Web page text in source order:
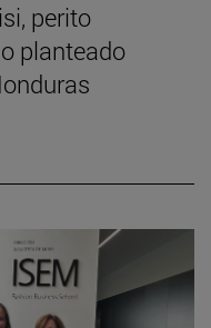
perito
planteado